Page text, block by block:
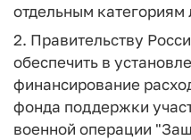
отдельным категориям
2. Правительству
обеспечить в
финансирование
фонда поддержки
военной операции